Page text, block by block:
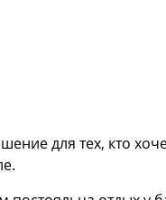
для тех, кто